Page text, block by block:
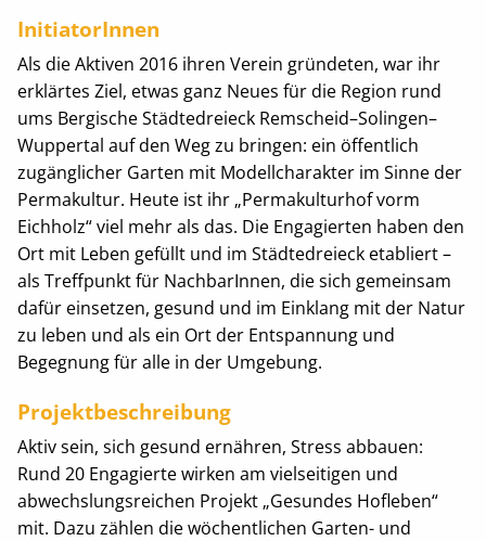
InitiatorInnen
Als die Aktiven 2016 ihren Verein gründeten, war ihr
erklärtes Ziel, etwas ganz Neues für die Region rund
ums Bergische Städtedreieck Remscheid–Solingen–
Wuppertal auf den Weg zu bringen: ein öffentlich
zugänglicher Garten mit Modellcharakter im Sinne der
Permakultur. Heute ist ihr „Permakulturhof vorm
Eichholz“ viel mehr als das. Die Engagierten haben den
Ort mit Leben gefüllt und im Städtedreieck etabliert –
als Treffpunkt für NachbarInnen, die sich gemeinsam
dafür einsetzen, gesund und im Einklang mit der Natur
zu leben und als ein Ort der Entspannung und
Begegnung für alle in der Umgebung.
Projektbeschreibung
Aktiv sein, sich gesund ernähren, Stress abbauen:
Rund 20 Engagierte wirken am vielseitigen und
abwechslungsreichen Projekt „Gesundes Hofleben“
mit. Dazu zählen die wöchentlichen Garten- und